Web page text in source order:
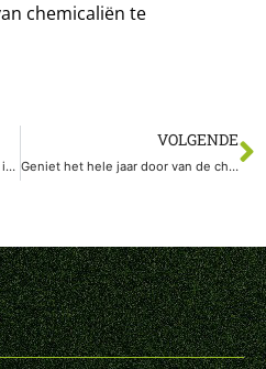
chemicaliën te
Profiteer van het beste kunstgras in Draguignan voor eenvoudig, milieuvriendelijk onderhoud van uw buitenruimte
VOLGENDE
Geniet het hele jaar door van de charme van een groene tuin in Hyères